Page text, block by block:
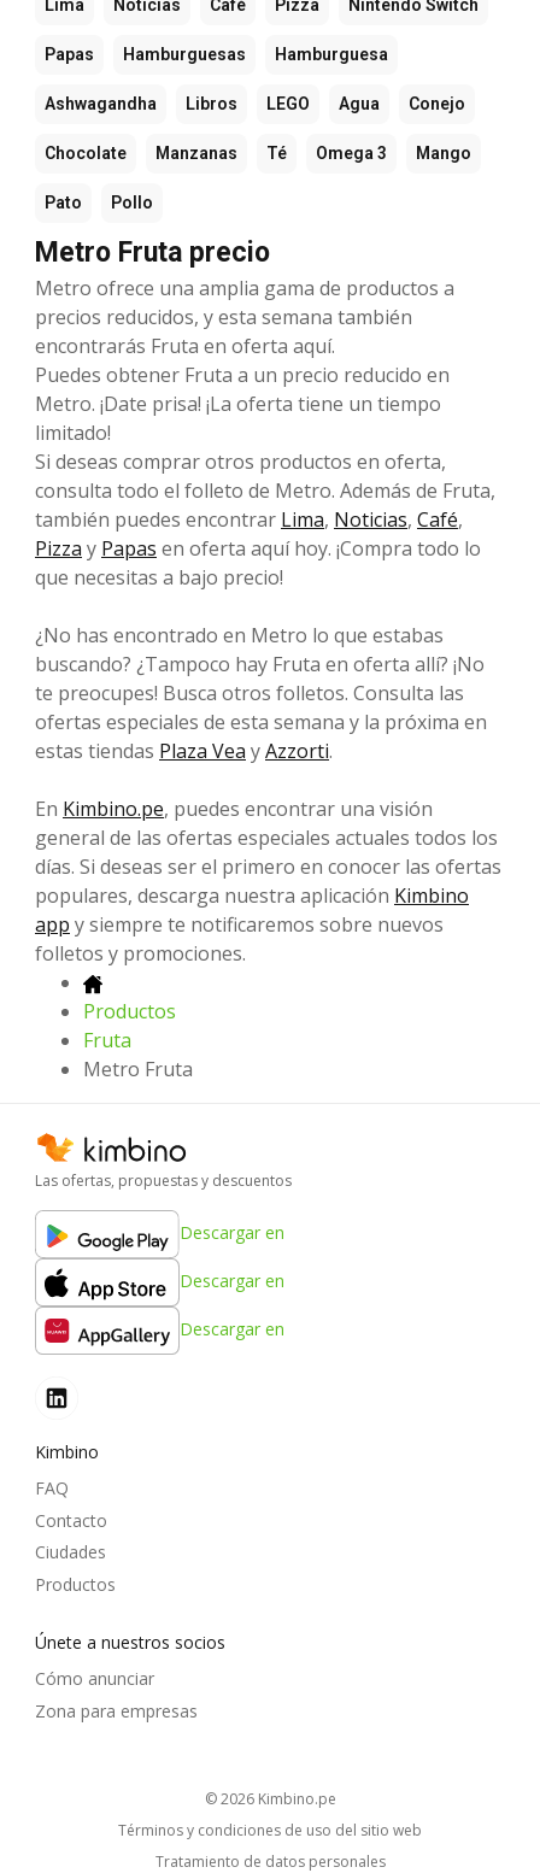
Lima Noticias Café Pizza Nintendo Switch
Papas Hamburguesas Hamburguesa
Ashwagandha Libros LEGO Agua Conejo
Chocolate Manzanas Té Omega 3 Mango
Pato Pollo
Metro Fruta precio
Metro ofrece una amplia gama de productos a
precios reducidos, y esta semana también
encontrarás Fruta en oferta aquí.
Puedes obtener Fruta a un precio reducido en
Metro. ¡Date prisa! ¡La oferta tiene un tiempo
limitado!
Si deseas comprar otros productos en oferta,
consulta todo el folleto de Metro. Además de Fruta,
también puedes encontrar Lima, Noticias, Café,
Pizza y Papas en oferta aquí hoy. ¡Compra todo lo
que necesitas a bajo precio!
¿No has encontrado en Metro lo que estabas
buscando? ¿Tampoco hay Fruta en oferta allí? ¡No
te preocupes! Busca otros folletos. Consulta las
ofertas especiales de esta semana y la próxima en
estas tiendas Plaza Vea yAzzorti.
En Kimbino.pe, puedes encontrar una visión
general de las ofertas especiales actuales todos los
días. Si deseas ser el primero en conocer las ofertas
populares, descarga nuestra aplicación Kimbino
app y siempre te notificaremos sobre nuevos
folletos y promociones.
Productos
Fruta
Metro Fruta
Las ofertas, propuestas y descuentos
Descargar en
Descargar en
Descargar en
Kimbino
FAQ
Contacto
Ciudades
Productos
Únete a nuestros socios
Cómo anunciar
Zona para empresas
© 2026 kimbino.pe
Términos y condiciones de uso del sitio web
Tratamiento de datos personales